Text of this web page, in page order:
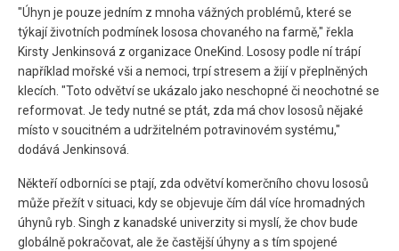
"Úhyn je pouze jedním z mnoha vážných problémů, které se
týkají životních podmínek lososa chovaného na farmě," řekla
Kirsty Jenkinsová z organizace OneKind. Lososy podle ní trápí
například mořské vši a nemoci, trpí stresem a žijí v přeplněných
klecích. "Toto odvětví se ukázalo jako neschopné či neochotné se
reformovat. Je tedy nutné se ptát, zda má chov lososů nějaké
místo v soucitném a udržitelném potravinovém systému,"
dodává Jenkinsová.
Někteří odborníci se ptají, zda odvětví komerčního chovu lososů
může přežít v situaci, kdy se objevuje čím dál více hromadných
úhynů ryb. Singh z kanadské univerzity si myslí, že chov bude
globálně pokračovat, ale že častější úhyny a s tím spojené